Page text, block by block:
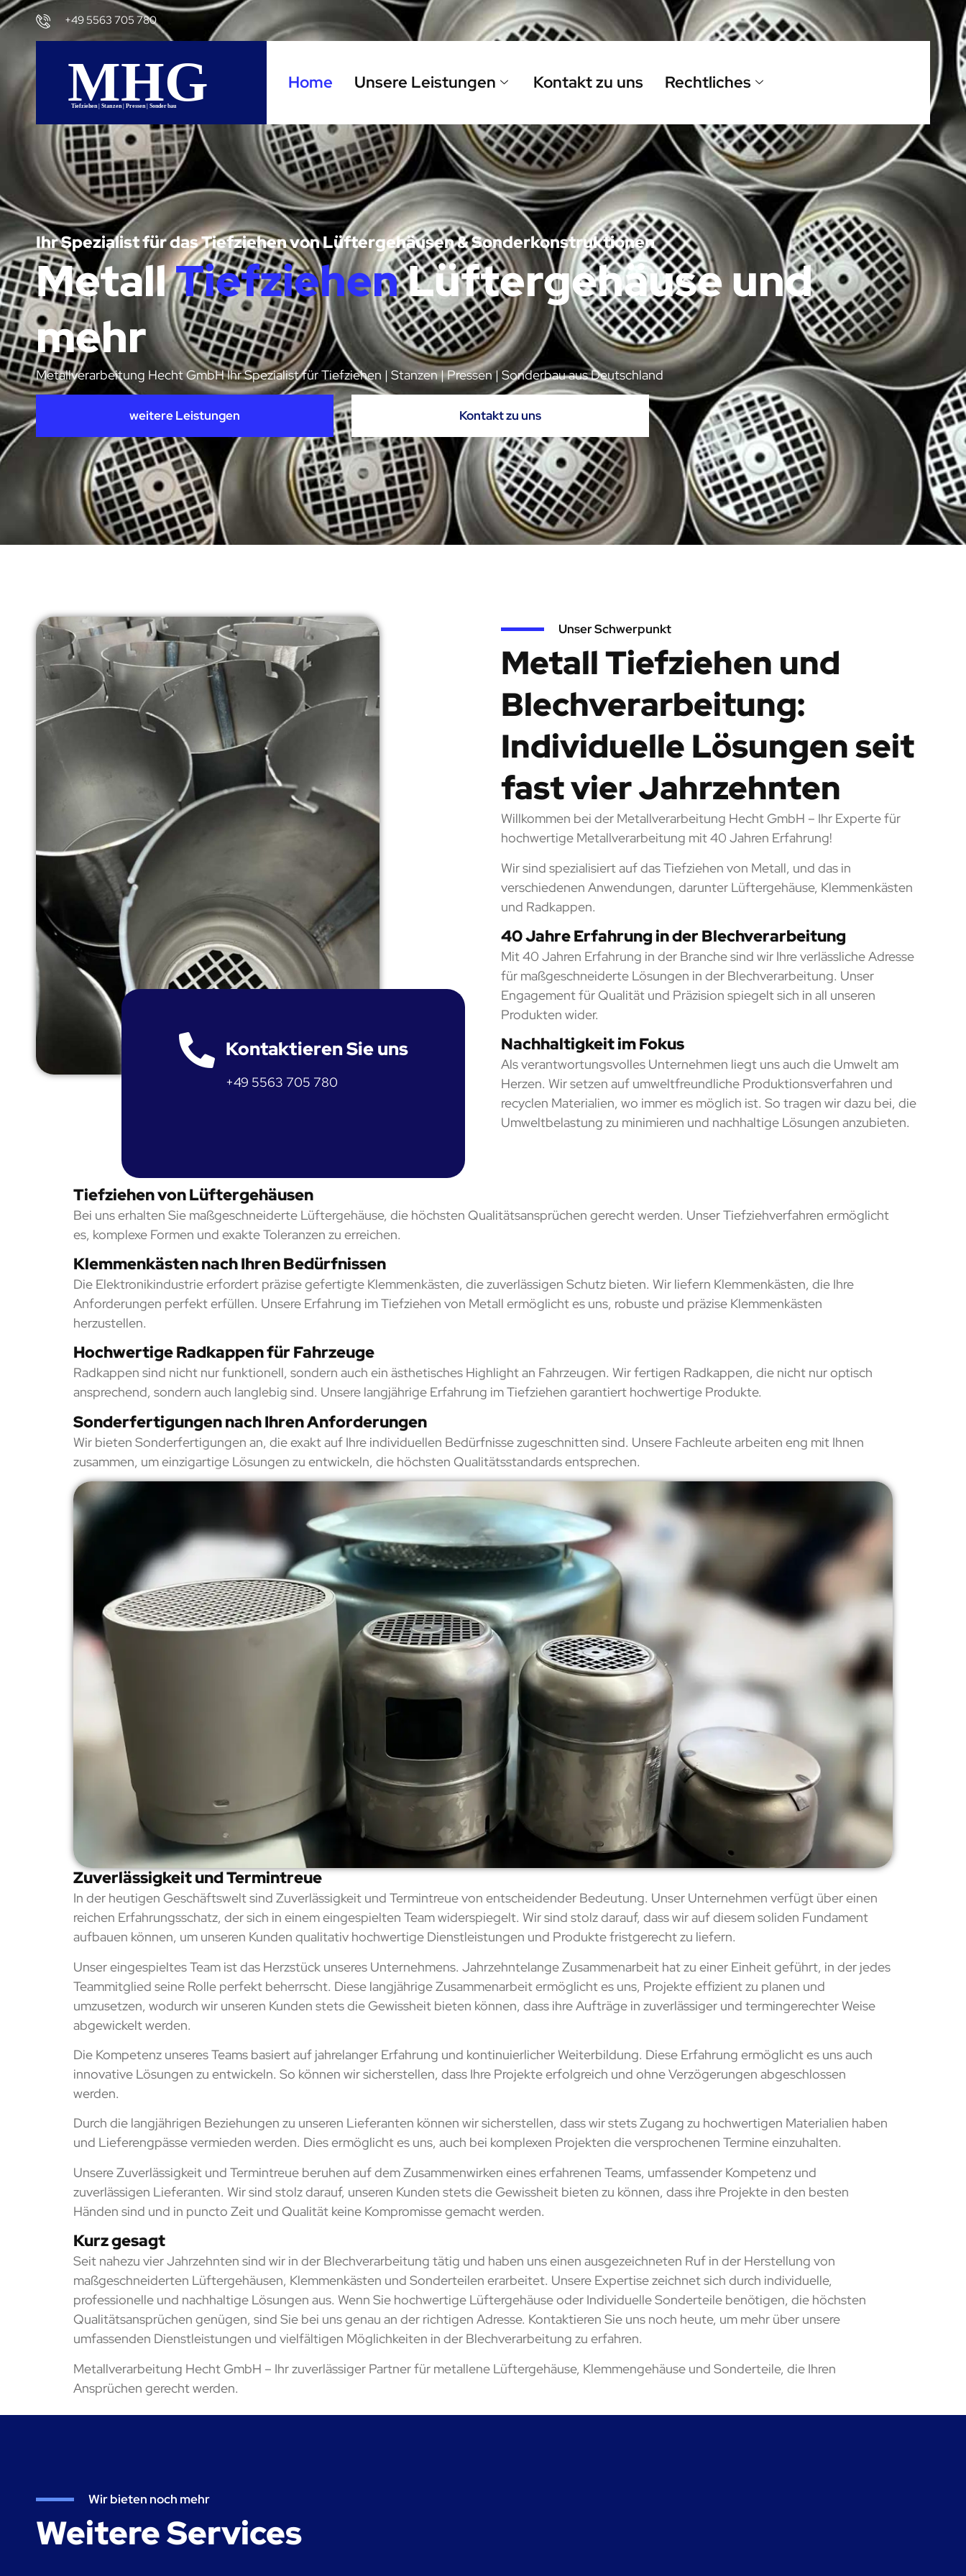
+49 5563 705 780
Home Unsere Leistungen Kontakt zu uns Rechtliches
Ihr Spezialist für das Tiefziehen von Lüftergehäusen & Sonderkonstruktionen
MetallTiefziehenLüftergehäuse und
mehr
Metallverarbeitung Hecht GmbH Ihr Spezialist für Tiefziehen | Stanzen | Pressen | Sonderbau aus Deutschland
weitere Leistungen Kontakt zu uns
Kontaktieren Sie uns
+49 5563 705 780
Unser Schwerpunkt
Metall Tiefziehen und
Blechverarbeitung:
Individuelle Lösungen seit
fast vier Jahrzehnten
Willkommen bei der Metallverarbeitung Hecht GmbH – Ihr Experte für
hochwertige Metallverarbeitung mit 40 Jahren Erfahrung!
Wir sind spezialisiert auf das Tiefziehen von Metall, und das in
verschiedenen Anwendungen, darunter Lüftergehäuse, Klemmenkästen
und Radkappen.
40 Jahre Erfahrung in der Blechverarbeitung
Mit 40 Jahren Erfahrung in der Branche sind wir Ihre verlässliche Adresse
für maßgeschneiderte Lösungen in der Blechverarbeitung. Unser
Engagement für Qualität und Präzision spiegelt sich in all unseren
Produkten wider.
Nachhaltigkeit im Fokus
Als verantwortungsvolles Unternehmen liegt uns auch die Umwelt am
Herzen. Wir setzen auf umweltfreundliche Produktionsverfahren und
recyclen Materialien, wo immer es möglich ist. So tragen wir dazu bei, die
Umweltbelastung zu minimieren und nachhaltige Lösungen anzubieten.
Tiefziehen von Lüftergehäusen
Bei uns erhalten Sie maßgeschneiderte Lüftergehäuse, die höchsten Qualitätsansprüchen gerecht werden. Unser Tiefziehverfahren ermöglicht
es, komplexe Formen und exakte Toleranzen zu erreichen.
Klemmenkästen nach Ihren Bedürfnissen
Die Elektronikindustrie erfordert präzise gefertigte Klemmenkästen, die zuverlässigen Schutz bieten. Wir liefern Klemmenkästen, die Ihre
Anforderungen perfekt erfüllen. Unsere Erfahrung im Tiefziehen von Metall ermöglicht es uns, robuste und präzise Klemmenkästen
herzustellen.
Hochwertige Radkappen für Fahrzeuge
Radkappen sind nicht nur funktionell, sondern auch ein ästhetisches Highlight an Fahrzeugen. Wir fertigen Radkappen, die nicht nur optisch
ansprechend, sondern auch langlebig sind. Unsere langjährige Erfahrung im Tiefziehen garantiert hochwertige Produkte.
Sonderfertigungen nach Ihren Anforderungen
Wir bieten Sonderfertigungen an, die exakt auf Ihre individuellen Bedürfnisse zugeschnitten sind. Unsere Fachleute arbeiten eng mit Ihnen
zusammen, um einzigartige Lösungen zu entwickeln, die höchsten Qualitätsstandards entsprechen.
Zuverlässigkeit und Termintreue
In der heutigen Geschäftswelt sind Zuverlässigkeit und Termintreue von entscheidender Bedeutung. Unser Unternehmen verfügt über einen
reichen Erfahrungsschatz, der sich in einem eingespielten Team widerspiegelt. Wir sind stolz darauf, dass wir auf diesem soliden Fundament
aufbauen können, um unseren Kunden qualitativ hochwertige Dienstleistungen und Produkte fristgerecht zu liefern.
Unser eingespieltes Team ist das Herzstück unseres Unternehmens. Jahrzehntelange Zusammenarbeit hat zu einer Einheit geführt, in der jedes
Teammitglied seine Rolle perfekt beherrscht. Diese langjährige Zusammenarbeit ermöglicht es uns, Projekte effizient zu planen und
umzusetzen, wodurch wir unseren Kunden stets die Gewissheit bieten können, dass ihre Aufträge in zuverlässiger und termingerechter Weise
abgewickelt werden.
Die Kompetenz unseres Teams basiert auf jahrelanger Erfahrung und kontinuierlicher Weiterbildung. Diese Erfahrung ermöglicht es uns auch
innovative Lösungen zu entwickeln. So können wir sicherstellen, dass Ihre Projekte erfolgreich und ohne Verzögerungen abgeschlossen
werden.
Durch die langjährigen Beziehungen zu unseren Lieferanten können wir sicherstellen, dass wir stets Zugang zu hochwertigen Materialien haben
und Lieferengpässe vermieden werden. Dies ermöglicht es uns, auch bei komplexen Projekten die versprochenen Termine einzuhalten.
Unsere Zuverlässigkeit und Termintreue beruhen auf dem Zusammenwirken eines erfahrenen Teams, umfassender Kompetenz und
zuverlässigen Lieferanten. Wir sind stolz darauf, unseren Kunden stets die Gewissheit bieten zu können, dass ihre Projekte in den besten
Händen sind und in puncto Zeit und Qualität keine Kompromisse gemacht werden.
Kurz gesagt
Seit nahezu vier Jahrzehnten sind wir in der Blechverarbeitung tätig und haben uns einen ausgezeichneten Ruf in der Herstellung von
maßgeschneiderten Lüftergehäusen, Klemmenkästen und Sonderteilen erarbeitet. Unsere Expertise zeichnet sich durch individuelle,
professionelle und nachhaltige Lösungen aus. Wenn Sie hochwertige Lüftergehäuse oder Individuelle Sonderteile benötigen, die höchsten
Qualitätsansprüchen genügen, sind Sie bei uns genau an der richtigen Adresse. Kontaktieren Sie uns noch heute, um mehr über unsere
umfassenden Dienstleistungen und vielfältigen Möglichkeiten in der Blechverarbeitung zu erfahren.
Metallverarbeitung Hecht GmbH – Ihr zuverlässiger Partner für metallene Lüftergehäuse, Klemmengehäuse und Sonderteile, die Ihren
Ansprüchen gerecht werden.
Wir bieten noch mehr
Weitere Services